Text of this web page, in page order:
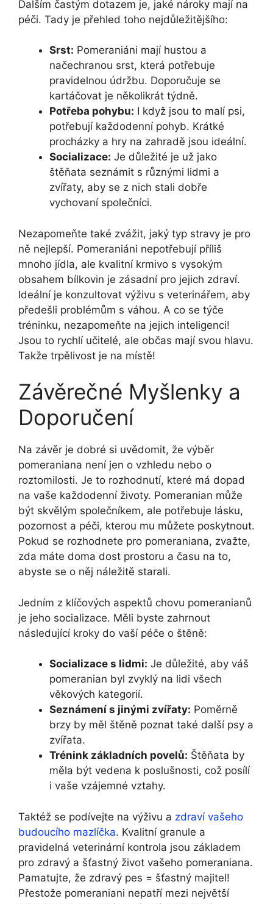
Dalším častým dotazem je, jaké nároky mají na
péči. Tady je přehled toho nejdůležitějšího:
Srst: Pomeraniáni mají hustou a
načechranou srst, která potřebuje
pravidelnou údržbu. Doporučuje se
kartáčovat je několikrát týdně.
Potřeba pohybu: I když jsou to malí psi,
potřebují každodenní pohyb. Krátké
procházky a hry na zahradě jsou ideální.
Socializace: Je důležité je už jako
štěňata seznámit s různými lidmi a
zvířaty, aby se z nich stali dobře
vychovaní společníci.
Nezapomeňte také zvážit, jaký typ stravy je pro
ně nejlepší. Pomeraniáni nepotřebují příliš
mnoho jídla, ale kvalitní krmivo s vysokým
obsahem bílkovin je zásadní pro jejich zdraví.
Ideální je konzultovat výživu s veterinářem, aby
předešli problémům s váhou. A co se týče
tréninku, nezapomeňte na jejich inteligenci!
Jsou to rychlí učitelé, ale občas mají svou hlavu.
Takže trpělivost je na místě!
Závěrečné Myšlenky a
Doporučení
Na závěr je dobré si uvědomit, že výběr
pomeraniana není jen o vzhledu nebo o
roztomilosti. Je to rozhodnutí, které má dopad
na vaše každodenní životy. Pomeranian může
být skvělým společníkem, ale potřebuje lásku,
pozornost a péči, kterou mu můžete poskytnout.
Pokud se rozhodnete pro pomeraniana, zvažte,
zda máte doma dost prostoru a času na to,
abyste se o něj náležitě starali.
Jedním z klíčových aspektů chovu pomeranianů
je jeho socializace. Měli byste zahrnout
následující kroky do vaší péče o štěně:
Socializace s lidmi: Je důležité, aby váš
pomeranian byl zvyklý na lidi všech
věkových kategorií.
Seznámení s jinými zvířaty: Poměrně
brzy by měl štěně poznat také další psy a
zvířata.
Trénink základních povelů: Štěňata by
měla být vedena k poslušnosti, což posílí
i vaše vzájemné vztahy.
Taktéž se podívejte na výživu a zdraví vašeho
budoucího mazlíčka. Kvalitní granule a
pravidelná veterinární kontrola jsou základem
pro zdravý a šťastný život vašeho pomeraniana.
Pamatujte, že zdravý pes = šťastný majitel!
Přestože pomeraniani nepatří mezi největší